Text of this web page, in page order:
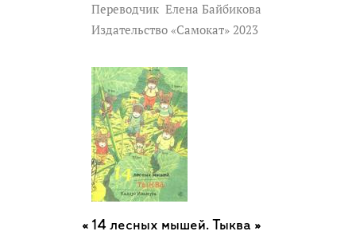
Переводчик Елена Байбикова
Издательство «Самокат» 2023
14 лесных мышей. Тыква »